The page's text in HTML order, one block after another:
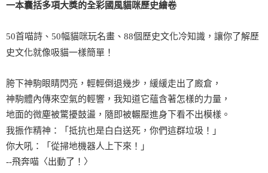
一本囊括多項大獎的全彩國風貓咪歷史繪卷
50首喵詩、50幅貓咪玩名畫、88個歷史文化冷知識，讓你了解歷
史文化就像吸貓一樣簡單！
胯下神駒眼睛閃亮，輕輕倒退幾步，緩緩走出了廄倉，
神駒體內傳來空氣的輕響，我知道它蘊含著怎樣的力量，
地面的微塵被驚擾鼓盪，隨即被輾壓進身下看不出模樣。
我振作精神：「抵抗也是白白送死，你們這群垃圾！」
你大吼：「從掃地機器人上下來！」
--飛奔喵〈出動了！〉